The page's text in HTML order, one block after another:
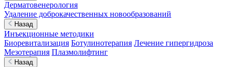
Дерматовенерология
Удаление доброкачественных новообразований
Назад
Инъекционные методики
Биоревитализация Ботулинотерапия Лечение гипергидроза
Мезотерапия Плазмолифтинг
Назад